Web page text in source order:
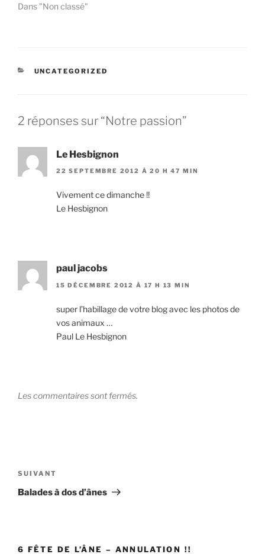
Dans "Non classé"
CATÉGORIES
UNCATEGORIZED
2 réponses sur “Notre passion”
Le Hesbignon
22 SEPTEMBRE 2012 À 20 H 47 MIN
Vivement ce dimanche !!
Le Hesbignon
paul jacobs
15 DÉCEMBRE 2012 À 17 H 13 MIN
super l’habillage de votre blog avec les photos de
vos animaux …
Paul Le Hesbignon
Les commentaires sont fermés.
de
l’article
Article
suivant
SUIVANT
Balades à dos d’ânes
6 FÊTE DE L’ÂNE – ANNULATION !!